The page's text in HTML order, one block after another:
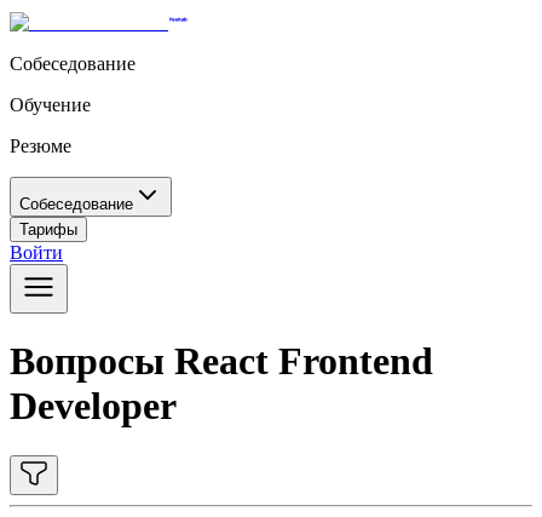
Собеседование
Обучение
Резюме
Собеседование
Тарифы
Войти
Вопросы React Frontend
Developer